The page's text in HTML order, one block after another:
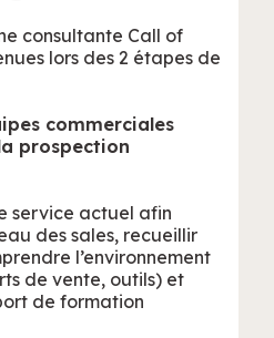
consultante Call of
lors des 2 étapes de
commerciales
prospection
service actuel afin
des sales, recueillir
l’environnement
de vente, outils) et
de formation